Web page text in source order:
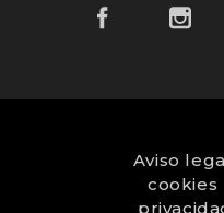
Aviso
cookies